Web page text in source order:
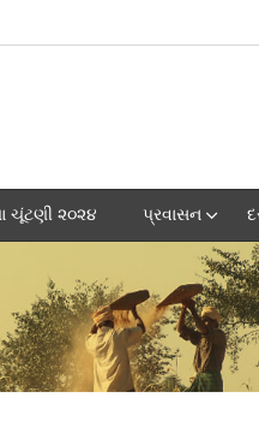
ચૂંટણી ૨૦૨૪ પ્રવાસન